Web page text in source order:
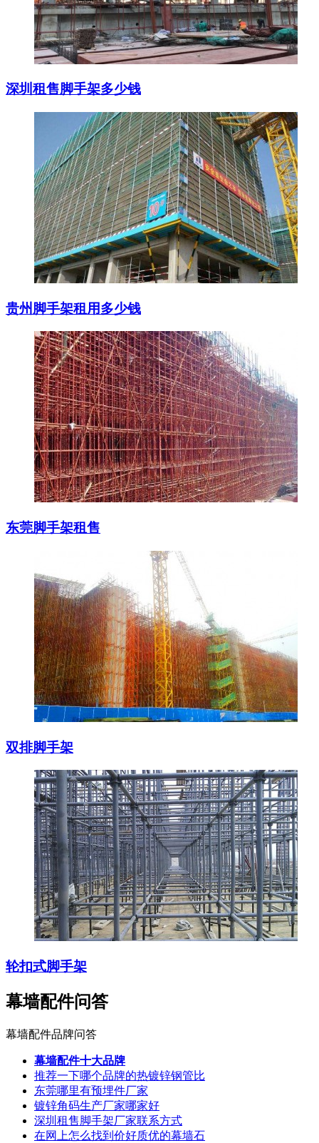
深圳租售脚手架多少钱
贵州脚手架租用多少钱
东莞脚手架租售
双排脚手架
轮扣式脚手架
幕墙配件问答
幕墙配件品牌问答
幕墙配件十大品牌
推荐一下哪个品牌的热镀锌钢管比
东莞哪里有预埋件厂家
镀锌角码生产厂家哪家好
深圳租售脚手架厂家联系方式
在网上怎么找到价好质优的幕墙石